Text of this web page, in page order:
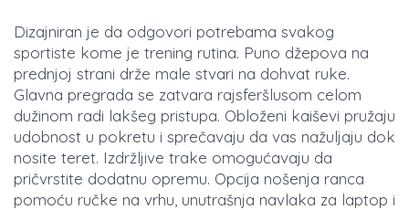
Dizajniran je da odgovori potrebama svakog
sportiste kome je trening rutina. Puno džepova na
prednjoj strani drže male stvari na dohvat ruke.
Glavna pregrada se zatvara rajsferšlusom celom
dužinom radi lakšeg pristupa. Obloženi kaiševi pružaju
udobnost u pokretu i sprečavaju da vas nažuljaju dok
nosite teret. Izdržljive trake omogućavaju da
pričvrstite dodatnu opremu. Opcija nošenja ranca
pomoću ručke na vrhu, unutrašnja navlaka za laptop i